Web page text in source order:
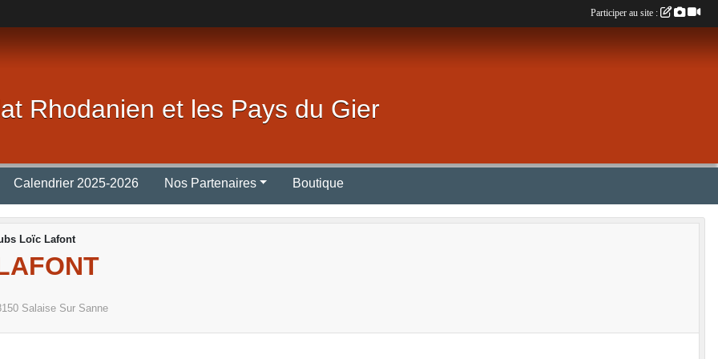
Rhodanien et les Pays du Gier
Calendrier 2025-2026 Nos Partenaires Boutique
Loïc Lafont
Salaise Sur Sanne
Participer au site :